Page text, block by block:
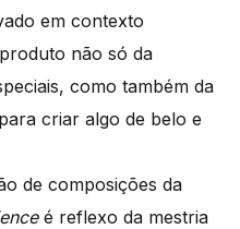
em contexto
não só da
como também da
criar algo de belo e
de composições da
é reflexo da mestria